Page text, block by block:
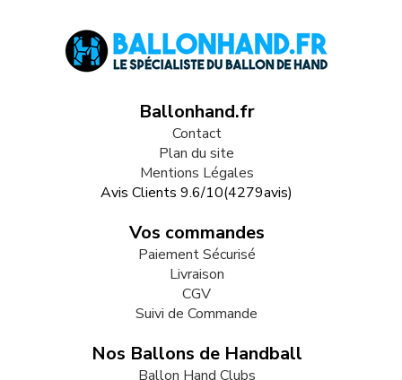
Ballonhand.fr
Contact
Plan du site
Mentions Légales
Avis Clients 9.6/10(4279avis)
Vos commandes
Paiement Sécurisé
Livraison
CGV
Suivi de Commande
Nos Ballons de Handball
Ballon Hand Clubs